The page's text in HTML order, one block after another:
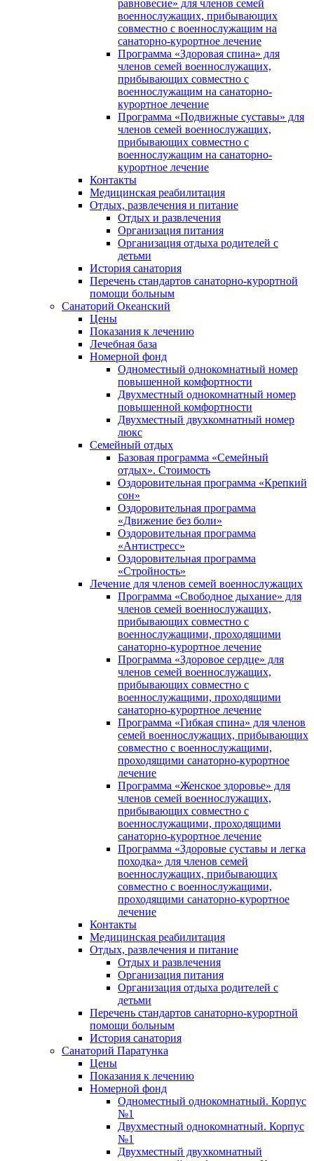
равновесие» для членов семей
военнослужащих, прибывающих
совместно с военнослужащим на
санаторно-курортное лечение
Программа «Здоровая спина» для
членов семей военнослужащих,
прибывающих совместно с
военнослужащим на санаторно-
курортное лечение
Программа «Подвижные суставы» для
членов семей военнослужащих,
прибывающих совместно с
военнослужащим на санаторно-
курортное лечение
Контакты
Медицинская реабилитация
Отдых, развлечения и питание
Отдых и развлечения
Организация питания
Организация отдыха родителей с
детьми
История санатория
Перечень стандартов санаторно-курортной
помощи больным
Санаторий Океанский
Цены
Показания к лечению
Лечебная база
Номерной фонд
Одноместный однокомнатный номер
повышенной комфортности
Двухместный однокомнатный номер
повышенной комфортности
Двухместный двухкомнатный номер
люкс
Семейный отдых
Базовая программа «Семейный
отдых». Стоимость
Оздоровительная программа «Крепкий
сон»
Оздоровительная программа
«Движение без боли»
Оздоровительная программа
«Антистресс»
Оздоровительная программа
«Стройность»
Лечение для членов семей военнослужащих
Программа «Свободное дыхание» для
членов семей военнослужащих,
прибывающих совместно с
военнослужащими, проходящими
санаторно-курортное лечение
Программа «Здоровое сердце» для
членов семей военнослужащих,
прибывающих совместно с
военнослужащими, проходящими
санаторно-курортное лечение
Программа «Гибкая спина» для членов
семей военнослужащих, прибывающих
совместно с военнослужащими,
проходящими санаторно-курортное
лечение
Программа «Женское здоровье» для
членов семей военнослужащих,
прибывающих совместно с
военнослужащими, проходящими
санаторно-курортное лечение
Программа «Здоровые суставы и легка
походка» для членов семей
военнослужащих, прибывающих
совместно с военнослужащими,
проходящими санаторно-курортное
лечение
Контакты
Медицинская реабилитация
Отдых, развлечения и питание
Отдых и развлечения
Организация питания
Организация отдыха родителей с
детьми
Перечень стандартов санаторно-курортной
помощи больным
История санатория
Санаторий Паратунка
Цены
Показания к лечению
Номерной фонд
Одноместный однокомнатный. Корпус
№1
Двухместный однокомнатный. Корпус
№1
Двухместный двухкомнатный